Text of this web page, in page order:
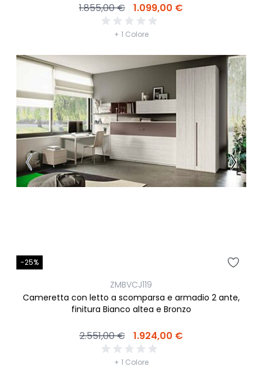
1.855,00 € 1.099,00 €
+ 1 Colore
-25%
ZMBVCJ119
Cameretta con letto a scomparsa e armadio 2 ante,
finitura Bianco altea e Bronzo
2.551,00 € 1.924,00 €
+ 1 Colore